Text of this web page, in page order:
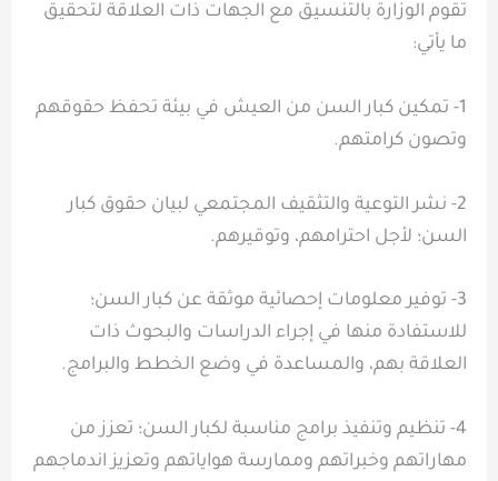
تقوم الوزارة بالتنسيق مع الجهات ذات العلاقة لتحقيق
ما يأتي:
1- تمكين كبار السن من العيش في بيئة تحفظ حقوقهم
وتصون كرامتهم.
2- نشر التوعية والتثقيف المجتمعي لبيان حقوق كبار
السن؛ لأجل احترامهم، وتوقيرهم.
3- توفير معلومات إحصائية موثقة عن كبار السن؛
للاستفادة منها في إجراء الدراسات والبحوث ذات
العلاقة بهم، والمساعدة في وضع الخطط والبرامج.
4- تنظيم وتنفيذ برامج مناسبة لكبار السن؛ تعزز من
مهاراتهم وخبراتهم وممارسة هواياتهم وتعزيز اندماجهم